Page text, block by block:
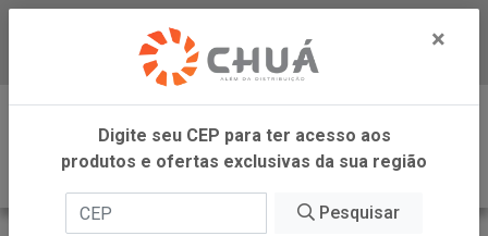
Baixe já nosso APP
0
×
Digite seu CEP para ter acesso aos
produtos e ofertas exclusivas da sua região
Pesquisar